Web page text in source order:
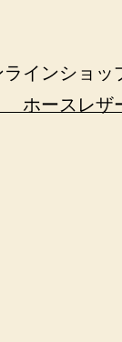
インショッ
ホースレザ